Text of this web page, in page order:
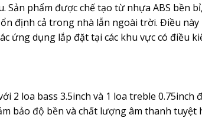
phẩm được chế tạo từ nhựa ABS bền
định cả trong nhà lẫn ngoài trời. Điều này
ứng dụng lắp đặt tại các khu vực có điều
2 loa bass 3.5inch và 1 loa treble 0.75inch
bảo độ bền và chất lượng âm thanh tuyệt